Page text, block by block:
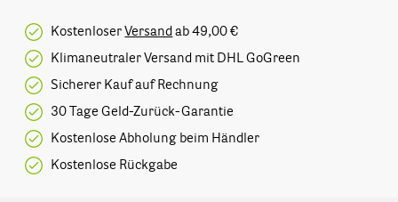
KostenloserVersand ab 49,00 €
Klimaneutraler Versand mit DHL GoGreen
Sicherer Kauf auf Rechnung
30 Tage Geld-Zurück-Garantie
Kostenlose Abholung beim Händler
Kostenlose Rückgabe